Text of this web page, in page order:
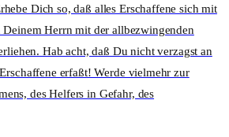
Dich so, daß alles Erschaffene sich mit
Deinem Herrn mit der allbezwingenden
Hab acht, daß Du nicht verzagst an
erfaßt! Werde vielmehr zur
des Helfers in Gefahr, des